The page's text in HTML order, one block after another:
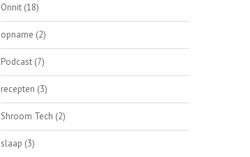
Onnit (18)
opname (2)
Podcast (7)
recepten (3)
Shroom Tech (2)
slaap (3)